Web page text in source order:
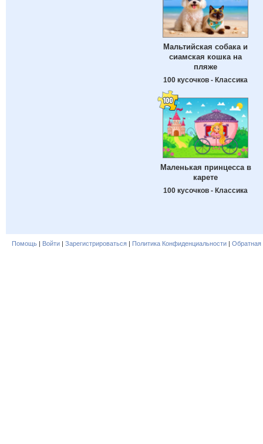
Мальтийская собака и
сиамская кошка на
пляже
100 кусочков - Классика
Маленькая принцесса в
карете
100 кусочков - Классика
Помощь | Войти | Зарегистрироваться | Политика Конфиденциальности | Обратная